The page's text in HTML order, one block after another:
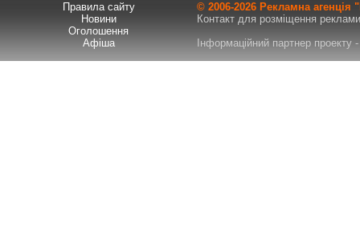
Правила сайту
Новини
Оголошення
Афіша
© 2006-2026 Рекламна
Контакт для розміщення
Інформаційний партнер проекту